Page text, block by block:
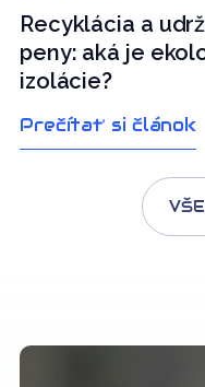
Recyklácia a
peny: aká je
izolácie?
Prečítať si článok